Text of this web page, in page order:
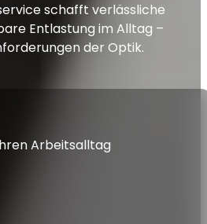
schafft verlässliche
Entlastung im Alltag –
der Optik.
Arbeitsalltag